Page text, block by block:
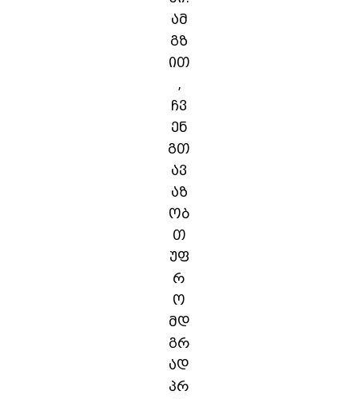
ამ
გზ
ით
,
ჩვ
ენ
გთ
ავ
აზ
ობ
თ
უფ
რ
ო
მდ
გრ
ად
პრ